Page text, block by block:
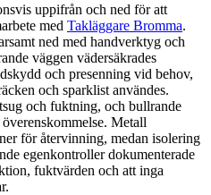
uppifrån och ned för att
med Takläggare Bromma.
ned med handverktyg och
väggen vädersäkrades
och presenning vid behov,
och sparklist användes.
och fuktning, och bullrande
Metall
för återvinning, medan isolering
egenkontroller dokumenterade
fuktvärden och att inga